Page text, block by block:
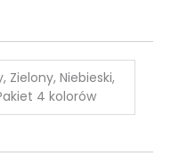
Zielony, Niebieski,
4 kolorów